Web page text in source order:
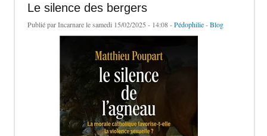
Le silence des bergers
Publié parIncarnarele samedi 15/02/2025 - 14:08 -Pédophilie-Blog